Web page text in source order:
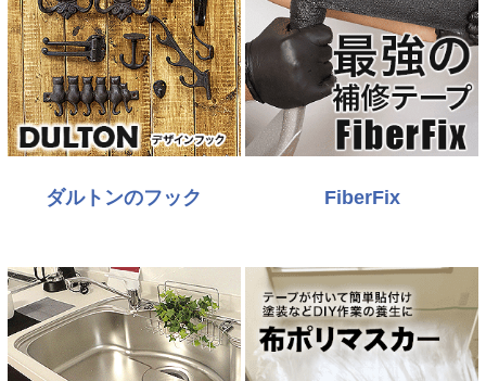
ダルトンのフック FiberFix